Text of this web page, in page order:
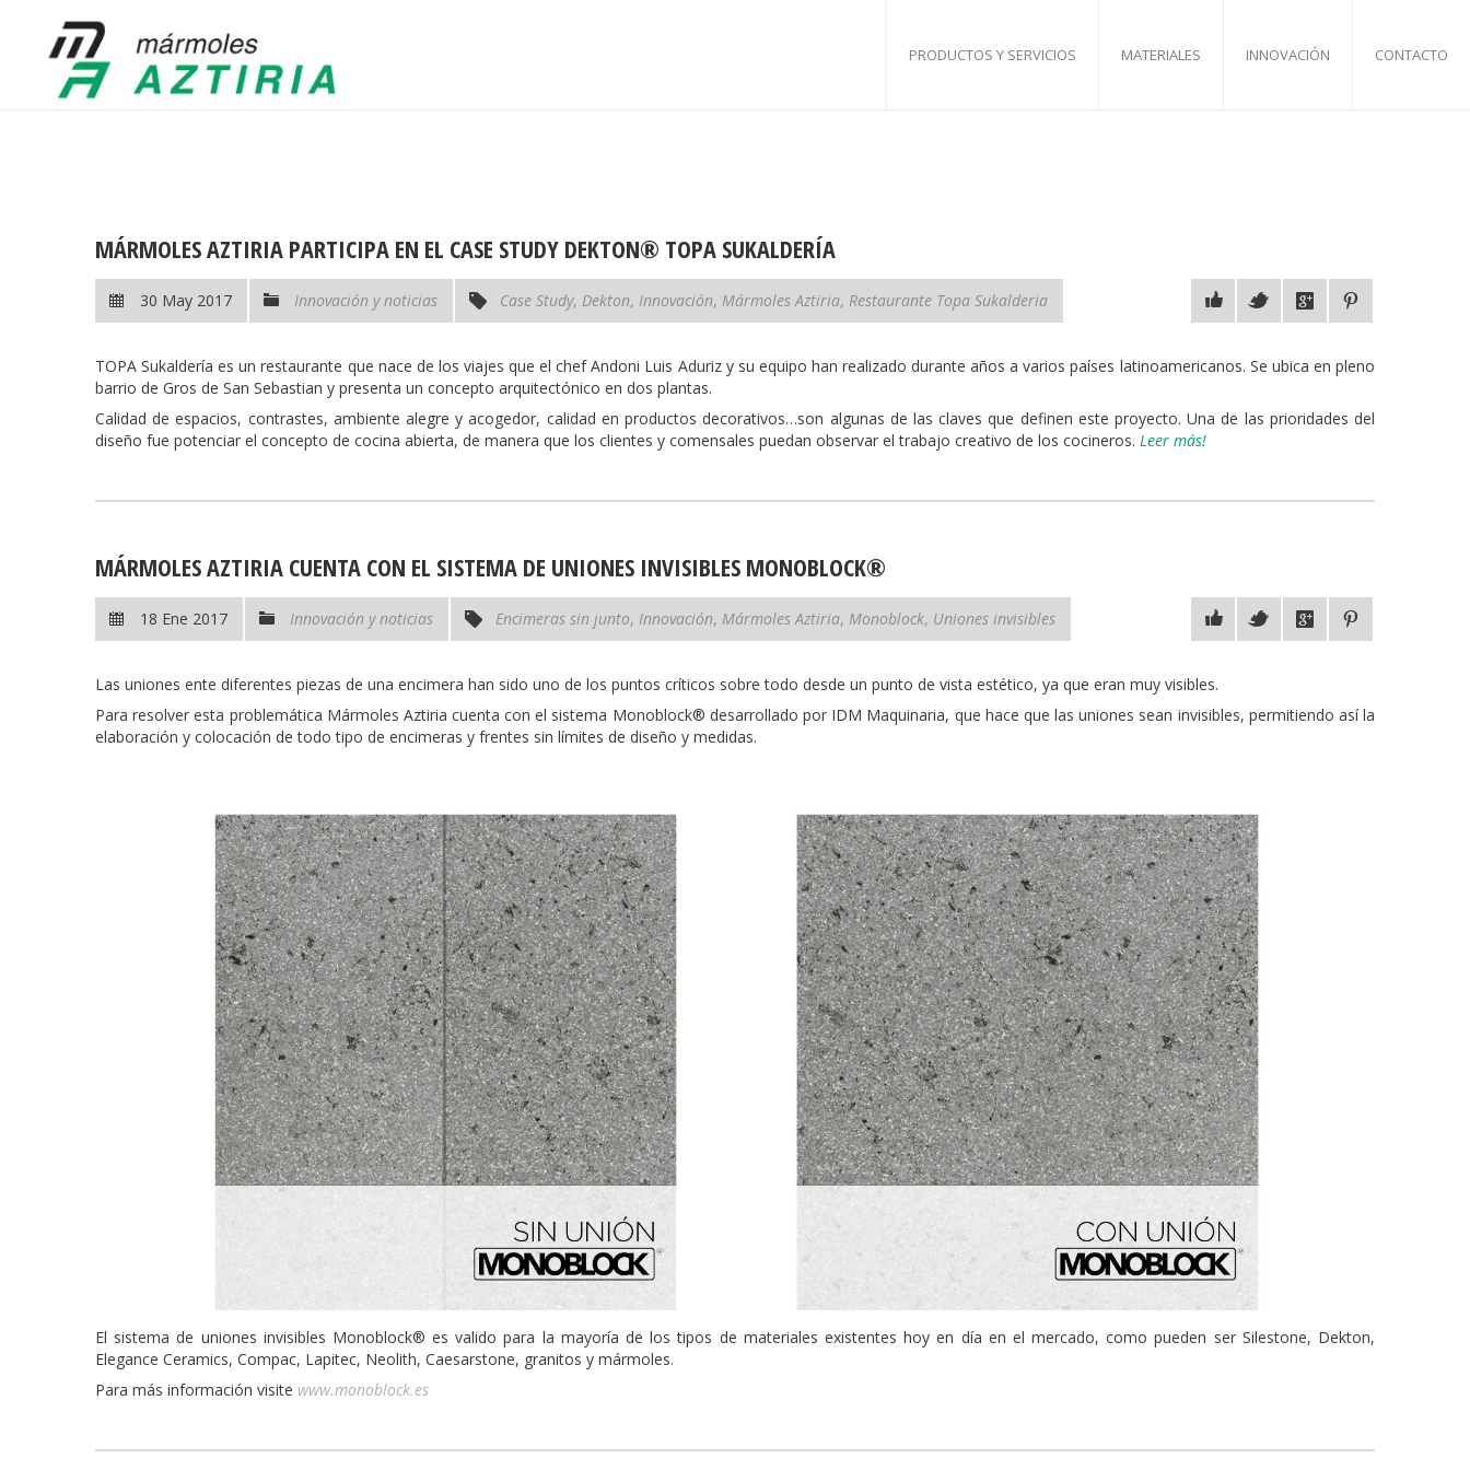
PRODUCTOS Y SERVICIOS MATERIALES INNOVACIÓN CONTACTO
MÁRMOLES AZTIRIA PARTICIPA EN EL CASE STUDY DEKTON® TOPA SUKALDERÍA
30 May 2017 Innovación y noticias Case Study, Dekton, Innovación, Mármoles Aztiria, Restaurante Topa Sukalderia
TOPA Sukaldería es un restaurante que nace de los viajes que el chef Andoni Luis Aduriz y su equipo han realizado durante años a varios países latinoamericanos. Se ubica en pleno
barrio de Gros de San Sebastian y presenta un concepto arquitectónico en dos plantas.
Calidad de espacios, contrastes, ambiente alegre y acogedor, calidad en productos decorativos…son algunas de las claves que definen este proyecto. Una de las prioridades del
diseño fue potenciar el concepto de cocina abierta, de manera que los clientes y comensales puedan observar el trabajo creativo de los cocineros. Leer más!
MÁRMOLES AZTIRIA CUENTA CON EL SISTEMA DE UNIONES INVISIBLES MONOBLOCK®
18 Ene 2017 Innovación y noticias Encimeras sin junto, Innovación, Mármoles Aztiria, Monoblock, Uniones invisibles
Las uniones ente diferentes piezas de una encimera han sido uno de los puntos críticos sobre todo desde un punto de vista estético, ya que eran muy visibles.
Para resolver esta problemática Mármoles Aztiria cuenta con el sistema Monoblock® desarrollado por IDM Maquinaria, que hace que las uniones sean invisibles, permitiendo así la
elaboración y colocación de todo tipo de encimeras y frentes sin límites de diseño y medidas.
El sistema de uniones invisibles Monoblock® es valido para la mayoría de los tipos de materiales existentes hoy en día en el mercado, como pueden ser Silestone, Dekton,
Elegance Ceramics, Compac, Lapitec, Neolith, Caesarstone, granitos y mármoles.
Para más información visite www.monoblock.es